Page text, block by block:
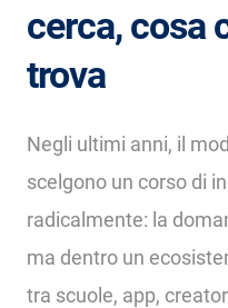
cerca, cosa
trova
Negli ultimi anni, il
scelgono un corso di
radicalmente: la
ma dentro un
tra scuole, app,